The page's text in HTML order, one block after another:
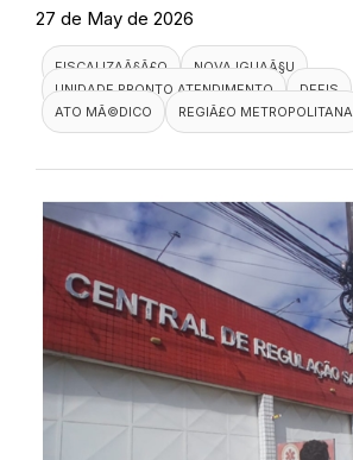
27 de May de 2026
FISCALIZAÃ§Ã£O
NOVA IGUAÃ§U
UNIDADE PRONTO ATENDIMENTO
DEFIS
ATO MÃ©DICO
REGIÃ£O METROPOLITANA